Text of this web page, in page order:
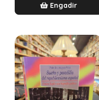
Engadir